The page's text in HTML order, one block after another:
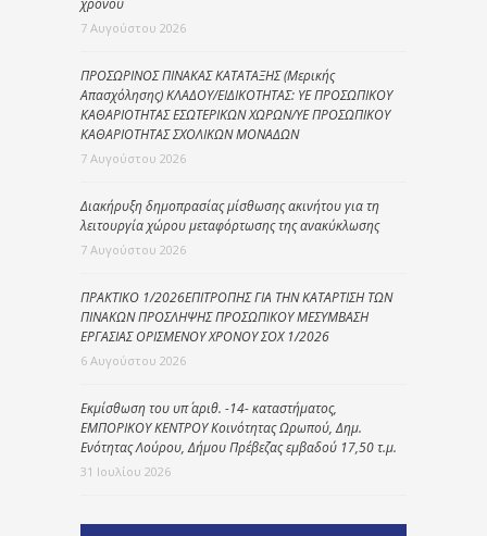
7 Αυγούστου 2026
ΠΡΟΣΩΡΙΝΟΣ ΠΙΝΑΚΑΣ ΚΑΤΑΤΑΞΗΣ (Μερικής
Απασχόλησης) ΚΛΑΔΟΥ/ΕΙΔΙΚΟΤΗΤΑΣ: ΥΕ ΠΡΟΣΩΠΙΚΟΥ
ΚΑΘΑΡΙΟΤΗΤΑΣ ΕΣΩΤΕΡΙΚΩΝ ΧΩΡΩΝ/ΥΕ ΠΡΟΣΩΠΙΚΟΥ
ΚΑΘΑΡΙΟΤΗΤΑΣ ΣΧΟΛΙΚΩΝ ΜΟΝΑΔΩΝ
7 Αυγούστου 2026
Διακήρυξη δημοπρασίας μίσθωσης ακινήτου για τη
λειτουργία χώρου μεταφόρτωσης της ανακύκλωσης
7 Αυγούστου 2026
ΠΡΑΚΤΙΚΟ 1/2026ΕΠΙΤΡΟΠΗΣ ΓΙΑ ΤΗΝ ΚΑΤΑΡΤΙΣΗ ΤΩΝ
ΠΙΝΑΚΩΝ ΠΡΟΣΛΗΨΗΣ ΠΡΟΣΩΠΙΚΟΥ ΜΕΣΥΜΒΑΣΗ
ΕΡΓΑΣΙΑΣ ΟΡΙΣΜΕΝΟΥ ΧΡΟΝΟΥ ΣΟΧ 1/2026
6 Αυγούστου 2026
Εκμίσθωση του υπ΄ αριθ. -14- καταστήματος,
ΕΜΠΟΡΙΚΟΥ ΚΕΝΤΡΟΥ Κοινότητας Ωρωπού, Δημ.
Ενότητας Λούρου, Δήμου Πρέβεζας εμβαδού 17,50 τ.μ.
31 Ιουλίου 2026